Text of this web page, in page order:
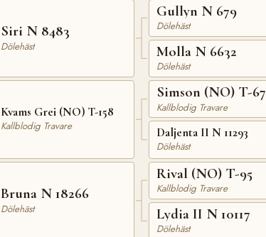
Siri N 8483
Dölehäst
Kvams Grei (NO) T-158
Kallblodig Travare
Bruna N 18266
Dölehäst
Gullyn N 679
Dölehäst
Molla N 6632
Dölehäst
Simson (NO) T-67
Kallblodig Travare
Daljenta II N 11293
Dölehäst
Rival (NO) T-95
Kallblodig Travare
Lydia II N 10117
Dölehäst